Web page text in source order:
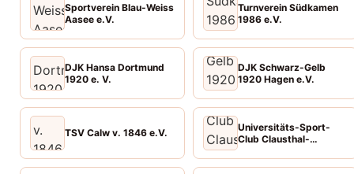
Sportverein Blau-Weiss
Aasee e.V.
Turnverein Südkamen
1986 e.V.
DJK Hansa Dortmund
1920 e. V.
DJK Schwarz-Gelb
1920 Hagen e.V.
TSV Calw v. 1846 e.V.
Universitäts-Sport-
Club Clausthal-